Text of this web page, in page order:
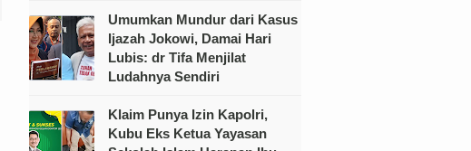
Umumkan Mundur dari Kasus
Ijazah Jokowi, Damai Hari
Lubis: dr Tifa Menjilat
Ludahnya Sendiri
Klaim Punya Izin Kapolri,
Kubu Eks Ketua Yayasan